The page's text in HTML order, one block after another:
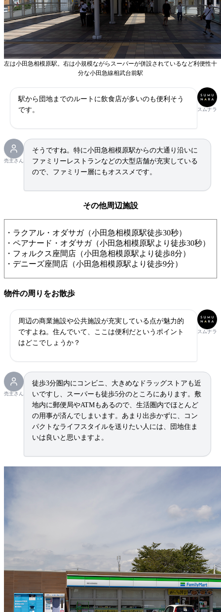
左は小田急相模原駅。右は小規模ながらスーパーが併設されているなど利便性十
分な小田急線相武台前駅
スムナラ
駅から団地までのルートに飲食店が多いのも便利そう
です。
売主さん
そうですね。特に小田急相模原駅からの大通り沿いに
ファミリーレストランなどの大型店舗が充実している
ので、ファミリー層にもオススメです。
その他周辺施設
・ラクアル・オダサガ（小田急相模原駅徒歩30秒）
・ペアナード・オダサガ（小田急相模原駅より徒歩30秒）
・フォルクス座間店（小田急相模原駅より徒歩8分）
・デニーズ座間店（小田急相模原駅より徒歩9分）
物件の周りをお散歩
スムナラ
周辺の商業施設や公共施設が充実している点が魅力的
ですよね。住んでいて、ここは便利だというポイント
はどこでしょうか？
売主さん
徒歩3分圏内にコンビニ、大きめなドラッグストアも近
いですし、スーパーも徒歩5分のところにあります。敷
地内に郵便局やATMもあるので、生活圏内でほとんど
の用事が済んでしまいます。あまり出歩かずに、コン
パクトなライフスタイルを送りたい人には、団地住ま
いは良いと思いますよ。